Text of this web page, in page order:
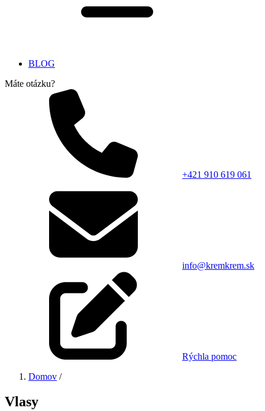
BLOG
Máte otázku?
+421 910 619 061
info@kremkrem.sk
Rýchla pomoc
Domov /
Vlasy